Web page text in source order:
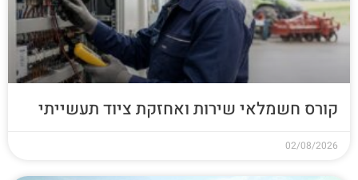
קורס חשמלאי שירות ואחזקת ציוד תעשייתי
02/08/2026